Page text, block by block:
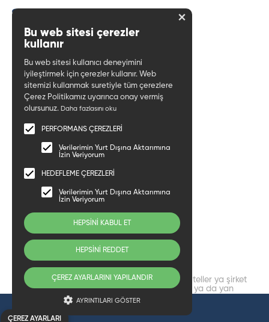
ÇEREZ AYARLARI
×
Bu web sitesi çerezler
kullanır
Bu web sitesi kullanıcı deneyimini
iyileştirmek için çerezler kullanır. Web
sitemizi kullanmak suretiyle tüm çerezlere
Çerez Politikamız uyarınca onay vermiş
olursunuz. Daha fazlasını oku
PERFORMANS ÇEREZLERİ
Verilerimin Yurt Dışına Aktarımına
İzin Veriyorum
HEDEFLEME ÇEREZLERİ
Verilerimin Yurt Dışına Aktarımına
İzin Veriyorum
HEPSİNİ KABUL ET
HEPSİNİ REDDET
ÇEREZ AYARLARINI YAPILANDIR
AYRINTILARI GÖSTER
berahotels@bera.com.tr
KURUMSAL
MEDYA
HAKKIMIZDA
VİZYON VE MİSYON
DEĞERLERİMİZ
POLİTİKALARIMIZ
İŞ SAĞLIĞI VE GÜVENLİĞİ
BİLGİ GÜVENLİĞİ POLİTİKASI
BİZE ULAŞIN
@2026 Bera Hotel. Her hakkı saklıdır. Tüm oteller ya şirket
tarafından imtiyazlıdır ya da Bera Hotel ya da yan
kuruluşlarından birinin sahibidir ve/veya onun tarafından